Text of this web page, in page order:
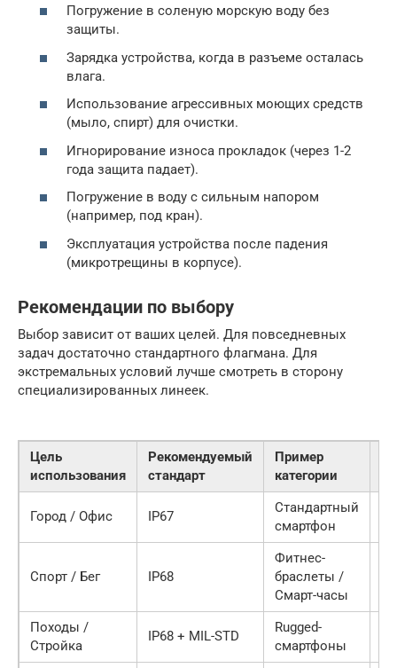
Погружение в соленую морскую воду без
защиты.
Зарядка устройства, когда в разъеме осталась
влага.
Использование агрессивных моющих средств
(мыло, спирт) для очистки.
Игнорирование износа прокладок (через 1-2
года защита падает).
Погружение в воду с сильным напором
(например, под кран).
Эксплуатация устройства после падения
(микротрещины в корпусе).
Рекомендации по выбору
Выбор зависит от ваших целей. Для повседневных
задач достаточно стандартного флагмана. Для
экстремальных условий лучше смотреть в сторону
специализированных линеек.
Цель
использования
Рекомендуемый
стандарт
Пример
категории
Город / Офис IP67
Стандартный
смартфон
Спорт / Бег IP68
Фитнес-
браслеты /
Смарт-часы
Походы /
Стройка
IP68 + MIL-STD
Rugged-
смартфоны